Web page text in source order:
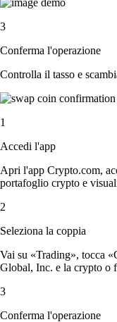
3
Conferma l'operazione
Controlla il tasso e
1
Accedi l'app
Apri l'app Crypto.com,
portafoglio crypto e
2
Seleziona la coppia
Vai su «Trading», tocca
Global, Inc. e la crypto o
3
Conferma l'operazione